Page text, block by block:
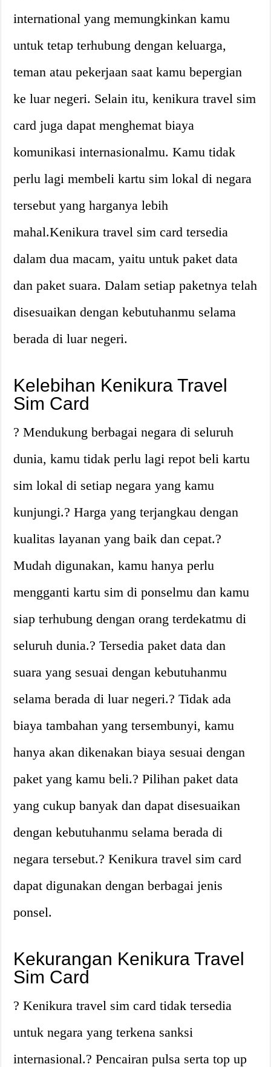
international yang memungkinkan kamu
untuk tetap terhubung dengan keluarga,
teman atau pekerjaan saat kamu bepergian
ke luar negeri. Selain itu, kenikura travel sim
card juga dapat menghemat biaya
komunikasi internasionalmu. Kamu tidak
perlu lagi membeli kartu sim lokal di negara
tersebut yang harganya lebih
mahal.Kenikura travel sim card tersedia
dalam dua macam, yaitu untuk paket data
dan paket suara. Dalam setiap paketnya telah
disesuaikan dengan kebutuhanmu selama
berada di luar negeri.
Kelebihan Kenikura Travel
Sim Card
? Mendukung berbagai negara di seluruh
dunia, kamu tidak perlu lagi repot beli kartu
sim lokal di setiap negara yang kamu
kunjungi.? Harga yang terjangkau dengan
kualitas layanan yang baik dan cepat.?
Mudah digunakan, kamu hanya perlu
mengganti kartu sim di ponselmu dan kamu
siap terhubung dengan orang terdekatmu di
seluruh dunia.? Tersedia paket data dan
suara yang sesuai dengan kebutuhanmu
selama berada di luar negeri.? Tidak ada
biaya tambahan yang tersembunyi, kamu
hanya akan dikenakan biaya sesuai dengan
paket yang kamu beli.? Pilihan paket data
yang cukup banyak dan dapat disesuaikan
dengan kebutuhanmu selama berada di
negara tersebut.? Kenikura travel sim card
dapat digunakan dengan berbagai jenis
ponsel.
Kekurangan Kenikura Travel
Sim Card
? Kenikura travel sim card tidak tersedia
untuk negara yang terkena sanksi
internasional.? Pencairan pulsa serta top up